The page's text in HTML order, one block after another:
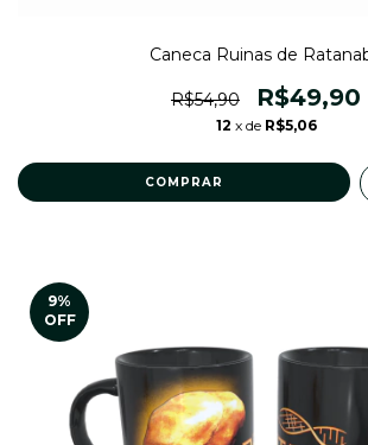
Caneca Ruinas de
R$54,90 R$49,90
12 x de R$5,06
9%
OFF